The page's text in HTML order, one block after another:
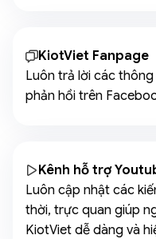
KiotViet Fanpage
Luôn trả lời các
phản hồi trên
Kênh hỗ trợ
Luôn cập nhật các
thời, trực quan giúp
KiotViet dễ dàng và